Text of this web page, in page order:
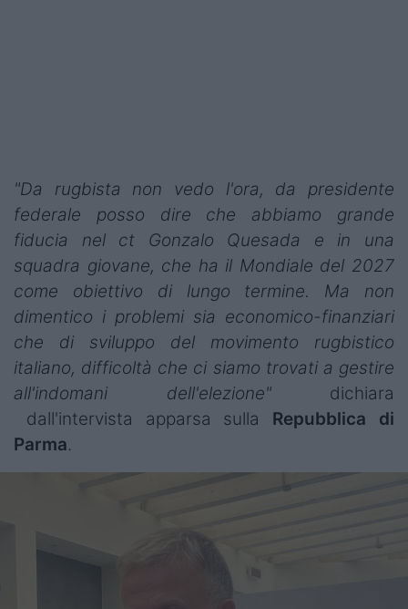
"Da rugbista non vedo l'ora, da presidente
federale posso dire che abbiamo grande
fiducia nel ct Gonzalo Quesada e in una
squadra giovane, che ha il Mondiale del 2027
come obiettivo di lungo termine. Ma non
dimentico i problemi sia economico-finanziari
che di sviluppo del movimento rugbistico
italiano, difficoltà che ci siamo trovati a gestire
all'indomani dell'elezione"dichiara
dall'intervista apparsa sulla
Repubblica di
Parma.